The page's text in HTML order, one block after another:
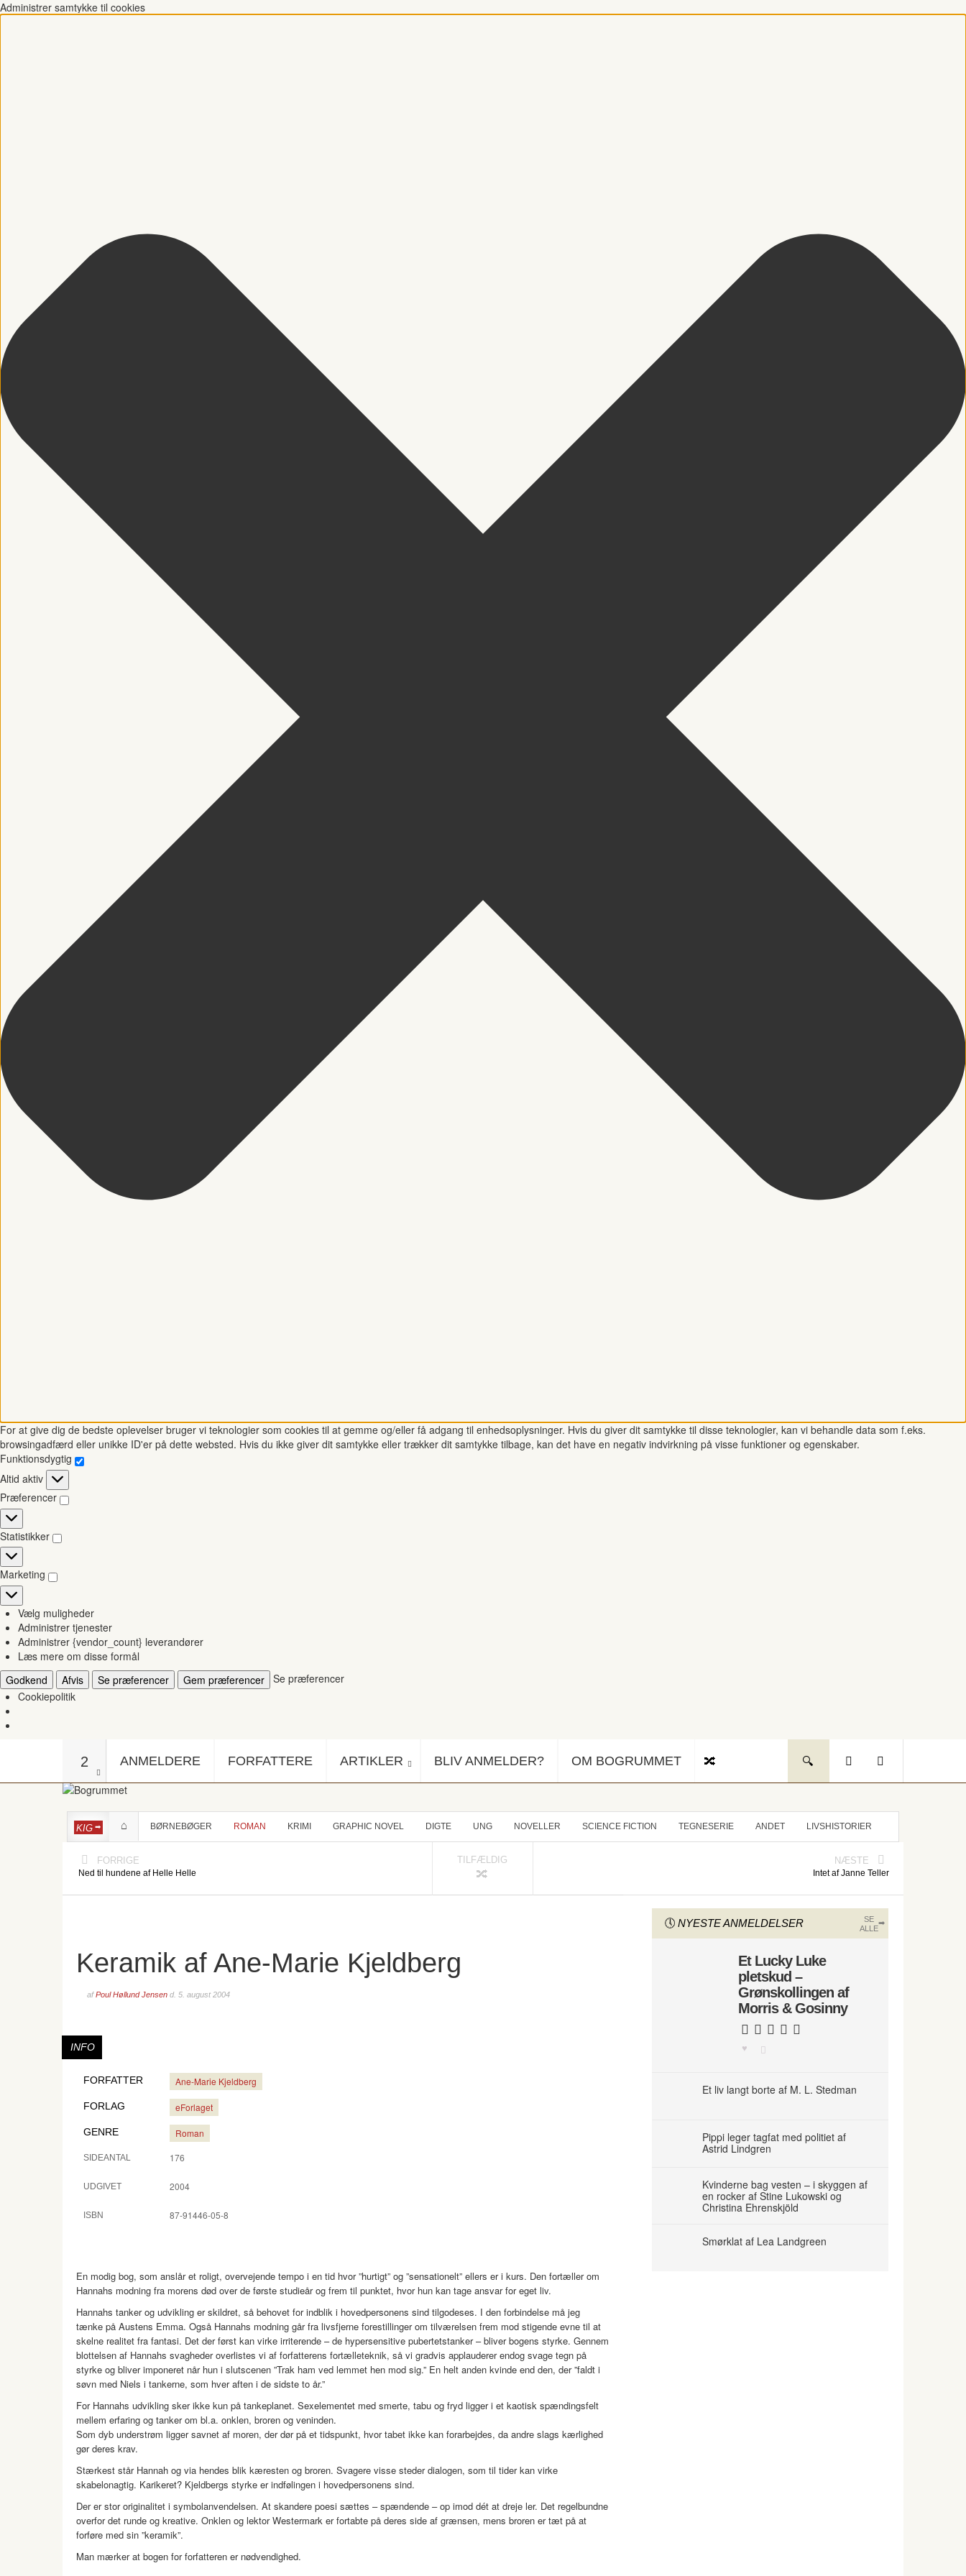
Administrer samtykke til cookies
For at give dig de bedste oplevelser bruger vi teknologier som cookies til at gemme og/eller få adgang til enhedsoplysninger. Hvis du giver dit samtykke til disse teknologier, kan vi behandle data som f.eks.
browsingadfærd eller unikke ID'er på dette websted. Hvis du ikke giver dit samtykke eller trækker dit samtykke tilbage, kan det have en negativ indvirkning på visse funktioner og egenskaber.
Funktionsdygtig
Funktionsdygtig
Altid aktiv
Præferencer
Præferencer
Statistikker
Statistikker
Marketing
Marketing
Vælg muligheder
Administrer tjenester
Administrer {vendor_count} leverandører
Læs mere om disse formål
Godkend
Afvis Se præferencer Gem præferencer Se præferencer
Cookiepolitik
2 ANMELDERE FORFATTERE ARTIKLER BLIV ANMELDER? OM BOGRUMMET
KIG BØRNEBØGER ROMAN KRIMI GRAPHIC NOVEL DIGTE UNG NOVELLER SCIENCE FICTION TEGNESERIE ANDET LIVSHISTORIER
FORRIGE
Ned til hundene af Helle Helle
TILFÆLDIG NÆSTE
Intet af Janne Teller
Keramik af Ane-Marie Kjeldberg
afPoul Høllund Jensen d. 5. august 2004
INFO
FORFATTER Ane-Marie Kjeldberg
FORLAG eForlaget
GENRE Roman
SIDEANTAL 176
UDGIVET 2004
ISBN 87-91446-05-8
En modig bog, som anslår et roligt, overvejende tempo i en tid hvor ”hurtigt” og ”sensationelt” ellers er i kurs. Den fortæller om
Hannahs modning fra morens død over de første studieår og frem til punktet, hvor hun kan tage ansvar for eget liv.
Hannahs tanker og udvikling er skildret, så behovet for indblik i hovedpersonens sind tilgodeses. I den forbindelse må jeg
tænke på Austens Emma. Også Hannahs modning går fra livsfjerne forestillinger om tilværelsen frem mod stigende evne til at
skelne realitet fra fantasi. Det der først kan virke irriterende – de hypersensitive pubertetstanker – bliver bogens styrke. Gennem
blottelsen af Hannahs svagheder overlistes vi af forfatterens fortælleteknik, så vi gradvis applauderer endog svage tegn på
styrke og bliver imponeret når hun i slutscenen ”Trak ham ved lemmet hen mod sig.” En helt anden kvinde end den, der ”faldt i
søvn med Niels i tankerne, som hver aften i de sidste to år.”
For Hannahs udvikling sker ikke kun på tankeplanet. Sexelementet med smerte, tabu og fryd ligger i et kaotisk spændingsfelt
mellem erfaring og tanker om bl.a. onklen, broren og veninden.
Som dyb understrøm ligger savnet af moren, der dør på et tidspunkt, hvor tabet ikke kan forarbejdes, da andre slags kærlighed
gør deres krav.
Stærkest står Hannah og via hendes blik kæresten og broren. Svagere visse steder dialogen, som til tider kan virke
skabelonagtig. Karikeret? Kjeldbergs styrke er indfølingen i hovedpersonens sind.
Der er stor originalitet i symbolanvendelsen. At skandere poesi sættes – spændende – op imod dét at dreje ler. Det regelbundne
overfor det runde og kreative. Onklen og lektor Westermark er fortabte på deres side af grænsen, mens broren er tæt på at
forføre med sin ”keramik”.
Man mærker at bogen for forfatteren er nødvendighed.
NYESTE ANMELDELSER
SE
ALLE
Et Lucky Luke
pletskud –
Grønskollingen af
Morris & Gosinny
Et liv langt borte af M. L. Stedman
Pippi leger tagfat med politiet af
Astrid Lindgren
Kvinderne bag vesten – i skyggen af
en rocker af Stine Lukowski og
Christina Ehrenskjöld
Smørklat af Lea Landgreen